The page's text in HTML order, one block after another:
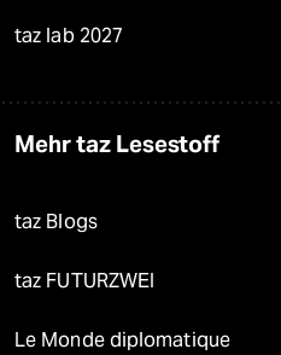
taz lab 2027
Mehr taz Lesestoff
taz Blogs
taz FUTURZWEI
Le Monde diplomatique